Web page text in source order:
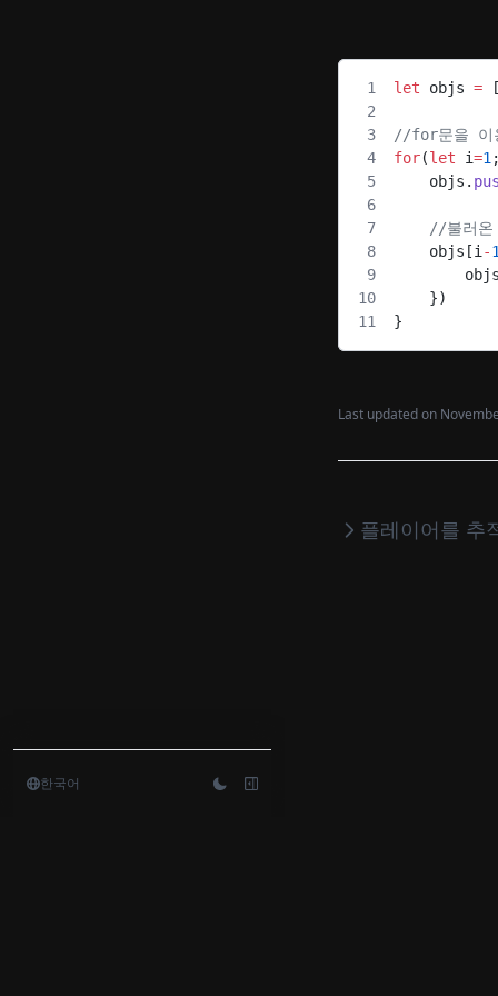
한국어
let objs =
//for문을 이
for(let i=1
    objs.
//불러온
    objs[i
-1
    })
}
Last updated on
플레이어를 추